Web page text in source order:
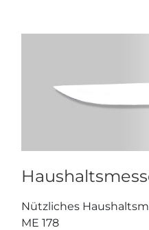
Nützliches
ME 178